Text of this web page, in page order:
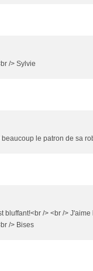
/> Sylvie
le patron de sa
/> <br />
/> Bises